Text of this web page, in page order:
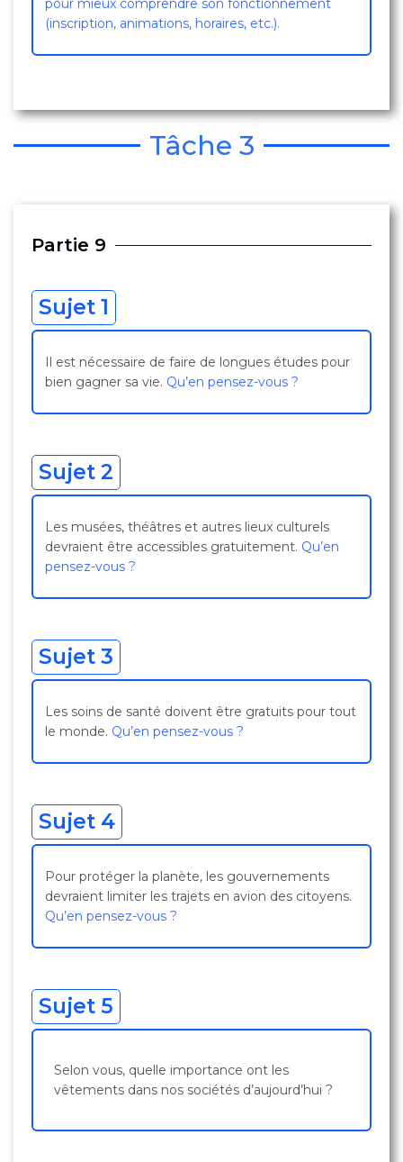
pour mieux comprendre son fonctionnement
(inscription, animations, horaires, etc.).
Tâche 3
Partie 9
Sujet 1
Il est nécessaire de faire de longues études pour
bien gagner sa vie. Qu’en pensez-vous ?
Sujet 2
Les musées, théâtres et autres lieux culturels
devraient être accessibles gratuitement. Qu’en
pensez-vous ?
Sujet 3
Les soins de santé doivent être gratuits pour tout
le monde. Qu’en pensez-vous ?
Sujet 4
Pour protéger la planète, les gouvernements
devraient limiter les trajets en avion des citoyens.
Qu’en pensez-vous ?
Sujet 5
Selon vous, quelle importance ont les
vêtements dans nos sociétés d’aujourd’hui ?